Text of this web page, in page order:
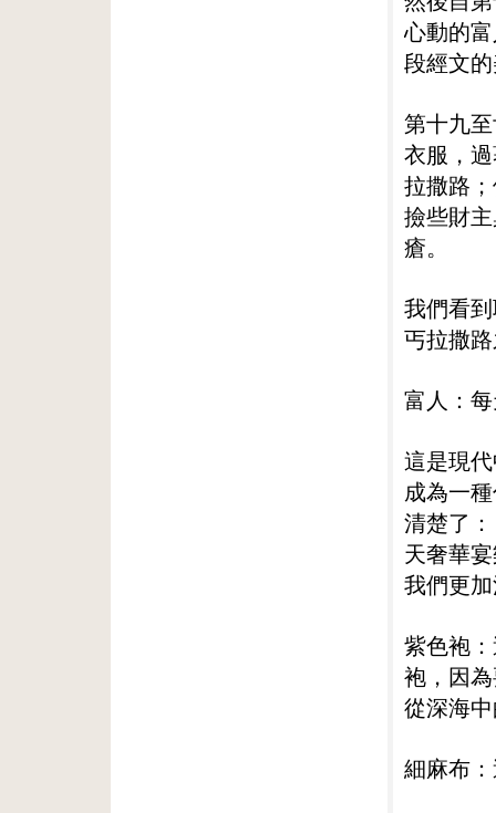
心動的
段經文
第十九
衣服，
拉撒路
撿些財
瘡。
我們看
丐拉撒
富人：
這是現
成為一
清楚了
天奢華
我們更
紫色袍
袍，因
從深海
細麻布